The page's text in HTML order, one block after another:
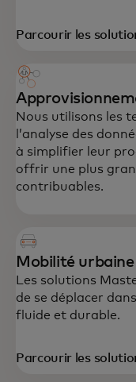
Parcourir les
Nous utilisons les
l’analyse des
à simplifier leur
offrir une plus
contribuables.
Mobilité urbaine
Les solutions
de se déplacer
fluide et durable.
Parcourir les